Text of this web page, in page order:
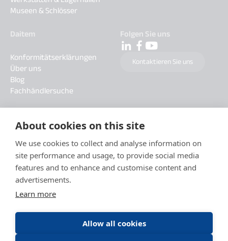
About cookies on this site
We use cookies to collect and analyse information on
site performance and usage, to provide social media
features and to enhance and customise content and
advertisements.
Learn more
Allow all cookies
Museen & Schlösser
Daitem
Konformitätserklärungen
Über uns
Blog
Fachhändlersuche
Folgen Sie uns
Kontaktieren Sie uns